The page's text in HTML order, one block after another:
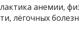
анемии,
лёгочных